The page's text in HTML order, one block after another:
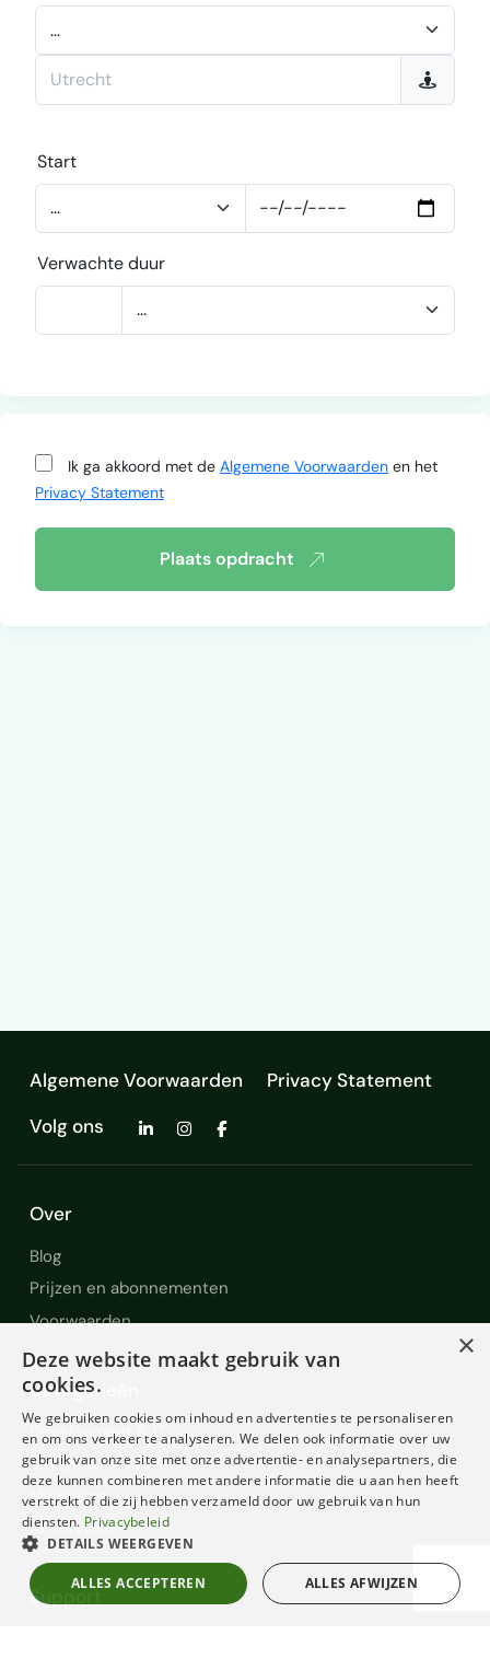
Start
Verwachte duur
Ik ga akkoord met deAlgemene Voorwaarden en het
Privacy Statement
Plaats opdracht
Algemene Voorwaarden
Privacy Statement
Volg ons
Over
Blog
Prijzen en abonnementen
Voorwaarden
Categorieën
Development & IT
Design & Creative
Marketing
AI Services
Support
×
Deze website maakt gebruik van
cookies.
We gebruiken cookies om inhoud en advertenties te personaliseren
en om ons verkeer te analyseren. We delen ook informatie over uw
gebruik van onze site met onze advertentie- en analysepartners, die
deze kunnen combineren met andere informatie die u aan hen heeft
verstrekt of die zij hebben verzameld door uw gebruik van hun
diensten. Privacybeleid
DETAILS WEERGEVEN
ALLES ACCEPTEREN ALLES AFWIJZEN